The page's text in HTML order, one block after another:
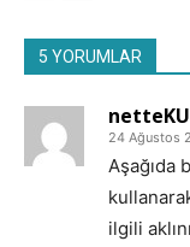
5 YORUMLAR
24 Ağustos
Aşağıda
ilgili